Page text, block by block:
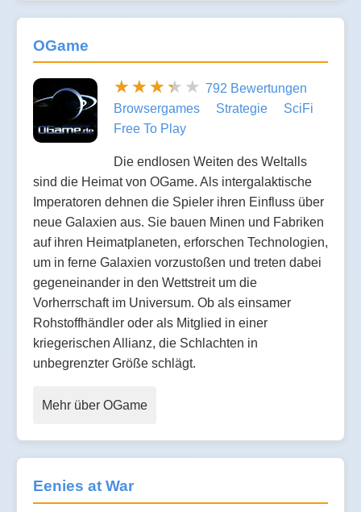
OGame
792 Bewertungen
Browsergames
Strategie
SciFi
Free To Play
Die endlosen Weiten des Weltalls
sind die Heimat von OGame. Als intergalaktische
Imperatoren dehnen die Spieler ihren Einfluss über
neue Galaxien aus. Sie bauen Minen und Fabriken
auf ihren Heimatplaneten, erforschen Technologien,
um in ferne Galaxien vorzustoßen und treten dabei
gegeneinander in den Wettstreit um die
Vorherrschaft im Universum. Ob als einsamer
Rohstoffhändler oder als Mitglied in einer
kriegerischen Allianz, die Schlachten in
unbegrenzter Größe schlägt.
Mehr über OGame
Eenies at War